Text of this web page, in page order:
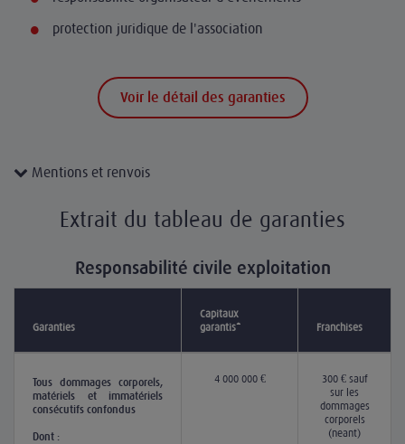
protection juridique de l'association
Voir le détail des garanties
Mentions et renvois
Extrait du tableau de garanties
Responsabilité civile exploitation
Garanties
Capitaux
garantis*
Franchises
Tous dommages corporels,
matériels et immatériels
consécutifs confondus
Dont :
4 000 000 €
300 € sauf
sur les
dommages
corporels
(néant)